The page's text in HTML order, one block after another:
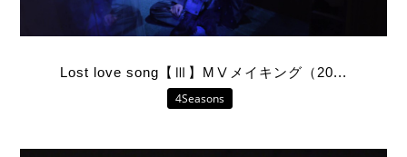
Lost love song【Ⅲ】MⅤメイキング（20...
4Seasons